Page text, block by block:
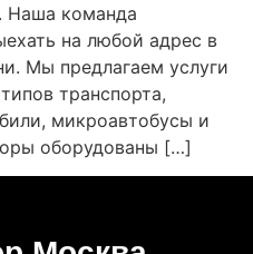
Наша команда
на любой адрес в
Мы предлагаем услуги
транспорта,
микроавтобусы и
оборудованы […]